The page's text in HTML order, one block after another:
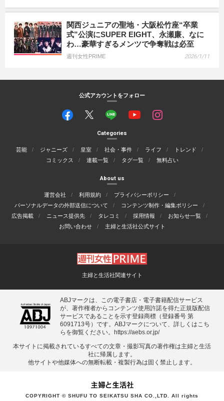
関西ジュニアの聖地・大阪松竹座“卒業
式”公演にSUPER EIGHT、永瀬廉、なに
わ…豪華すぎるメンツで争奪戦は必至
週刊女性PRIME 2026/1/11
公式アカウントをフォロー
Categories
芸能 ジャニーズ 皇室 社会・事件 ライフ
トレンド
コミックス
連載一覧 タグ一覧 無料占い
About us
運営会社 利用規約
プライバシーポリシー
パーソナルデータの外部送信について
コンテンツ制作・編集ポリシー
広告掲載
ニュース提供先 タレコミ 採用情報
お知らせ一覧
お問い合わせ
主婦と生活社公式サイト
主婦と生活社関連サイト
ABJマークは、この電子書店・電子書籍配信サービス
が、著作権者からコンテンツ使用許諾を得た正規版配信
サービスであることを示す登録商標（登録番号 第
6091713号）です。ABJマークについて、詳しくはこち
らを御覧ください。 https://aebs.or.jp/
本サイトに掲載されているすべての⽂章・撮影写真の著作権は主婦と⽣活
社に帰属します。
他サイトや他媒体への無断転載・複製⾏為は固く禁⽌します。
COPYRIGHT © SHUFU TO SEIKATSU SHA CO.,LTD. All rights